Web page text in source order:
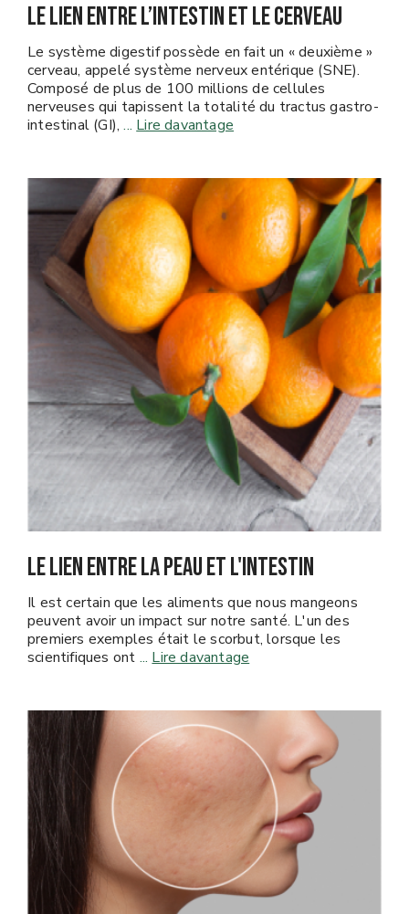
LE LIEN ENTRE L’INTESTIN ET LE CERVEAU
Le système digestif possède en fait un « deuxième »
cerveau, appelé système nerveux entérique (SNE).
Composé de plus de 100 millions de cellules
nerveuses qui tapissent la totalité du tractus gastro-
intestinal (GI), ... Lire davantage
LE LIEN ENTRE LA PEAU ET L'INTESTIN
Il est certain que les aliments que nous mangeons
peuvent avoir un impact sur notre santé. L'un des
premiers exemples était le scorbut, lorsque les
scientifiques ont ... Lire davantage